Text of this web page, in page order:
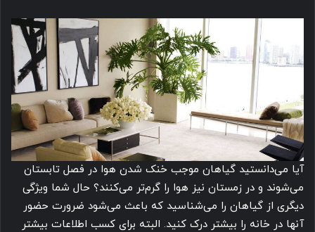
آیا می‌دانستید گیاهان موجب خنک شدن هوا در فصل تابستان
می‌شوند و در زمستان نیز هوا را گرم‌تر می‌کنند؟ حال شما ویژگی
دیگری از گیاهان را می‌شناسید که باعث می‌شود ضرورت حضور
آنها در خانه را بیشتر درک کنید. البته برای کسب اطلاعات بیشتر